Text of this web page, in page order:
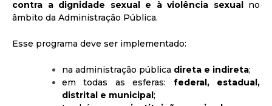
contra a dignidade sexual e à violência sexualno
âmbito da Administração Pública.
Esse programa deve ser implementado:
na administração pública direta e indireta;
em todas as esferas: federal, estadual,
distrital e municipal;